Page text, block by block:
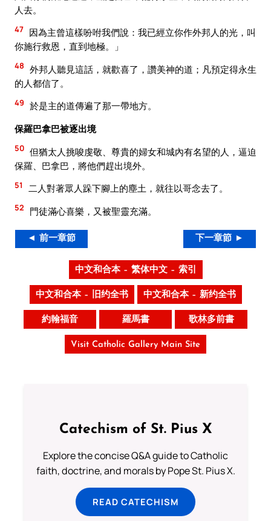
人去。
47 因為主曾這樣吩咐我們說：我已經立你作外邦人的光，叫
你施行救恩，直到地極。」
48 外邦人聽見這話，就歡喜了，讚美神的道；凡預定得永生
的人都信了。
49 於是主的道傳遍了那一帶地方。
保羅巴拿巴被逐出境
50 但猶太人挑唆虔敬、尊貴的婦女和城內有名望的人，逼迫
保羅、巴拿巴，將他們趕出境外。
51 二人對著眾人跺下腳上的塵土，就往以哥念去了。
52 門徒滿心喜樂，又被聖靈充滿。
◄ 前一章節 下一章節 ►
中文和合本 – 繁体中文 – 索引
中文和合本 – 旧约全书 中文和合本 – 新约全书
約翰福音 羅馬書 歌林多前書
Visit Catholic Gallery Main Site
Catechism of St. Pius X
Explore the concise Q&A guide to Catholic
faith, doctrine, and morals by Pope St. Pius X.
READ CATECHISM